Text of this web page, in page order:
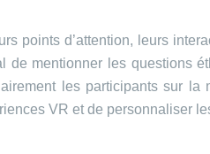
points d’attention, leurs
de mentionner les questions
les participants sur
VR et de personnaliser